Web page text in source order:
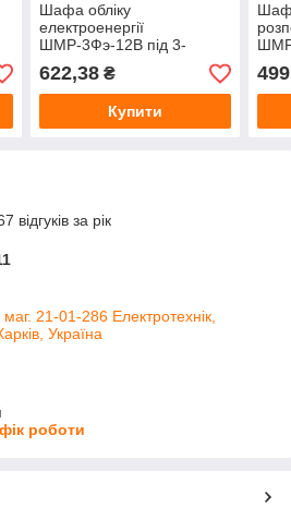
Шафа обліку
електроенергії
ШМР-3Фэ-12В під 3-
фазний електронний
лічильник, врізна, Лоза
622,38₴
Купити
відгуків за рік
21-01-286 Електротехнік,
Україна
роботи